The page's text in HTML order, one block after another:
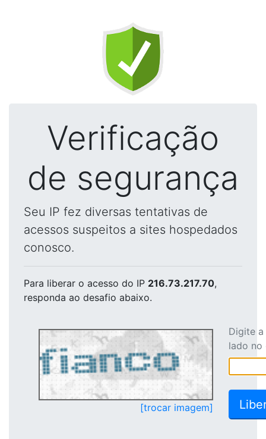
Verificação
de segurança
Seu IP fez diversas tentativas de
acessos suspeitos a sites hospedados
conosco.
Para liberar o acesso do IP 216.73.217.70,
responda ao desafio abaixo.
[trocar imagem]
Digite
lado no